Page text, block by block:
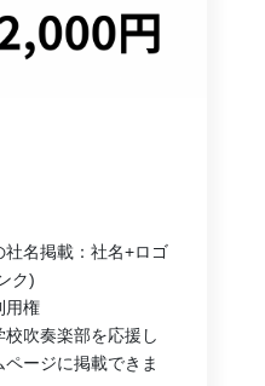
名掲載：社名+ロゴ
ク)
用権
吹奏楽部を応援し
ージに掲載できま